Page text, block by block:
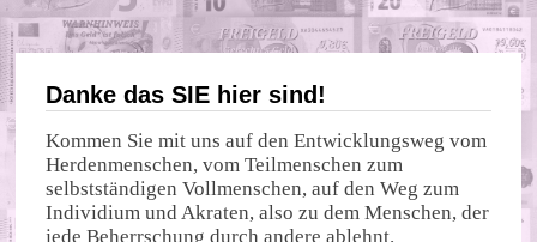
Danke das SIE hier sind!
Kommen Sie mit uns auf den Entwicklungsweg vom
Herdenmenschen, vom Teilmenschen zum
selbstständigen Vollmenschen, auf den Weg zum
Individium und Akraten, also zu dem Menschen, der
jede Beherrschung durch andere ablehnt.